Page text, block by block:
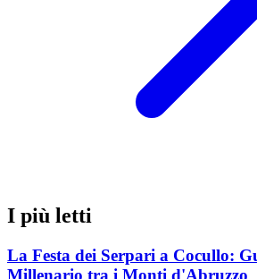
I più letti
La Festa dei Serpari a Cocullo:
Millenario tra i Monti d'Abruzzo